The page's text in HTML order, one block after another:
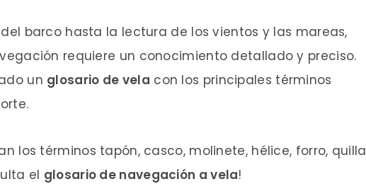
barco hasta la lectura de los vientos y las mareas,
requiere un conocimiento detallado y preciso.
un glosario de vela con los principales términos
los términos tapón, casco, molinete, hélice, forro, quilla
el glosario de navegación a vela!